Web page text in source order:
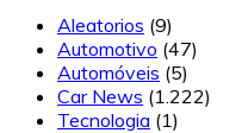
Aleatorios (9)
Automotivo (47)
Automóveis (5)
Car News (1.222)
Tecnologia (1)